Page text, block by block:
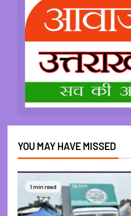
YOU MAY HAVE MISSED
1 min read